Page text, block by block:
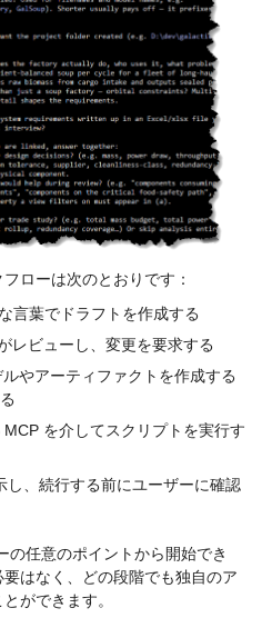
ローは次のとおりです：
言葉でドラフトを作成する
レビューし、変更を要求する
やアーティファクトを作成する
を介してスクリプトを実行す
し、続行する前にユーザーに確認
の任意のポイントから開始でき
はなく、どの段階でも独自のア
ができます。